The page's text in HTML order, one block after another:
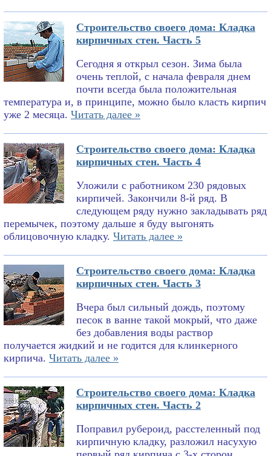
Строительство своего дома: Кладка
кирпичных стен. Часть 5
Сегодня я открыл сезон. Зима была
очень теплой, с начала февраля днем
почти всегда была положительная
температура и, в принципе, можно было класть кирпич
уже 2 месяца. Читать далее »
Строительство своего дома: Кладка
кирпичных стен. Часть 4
Уложили с работником 230 рядовых
кирпичей. Закончили 8-й ряд. В
следующем ряду нужно закладывать ряд
перемычек, поэтому дальше я буду выгонять
облицовочную кладку. Читать далее »
Строительство своего дома: Кладка
кирпичных стен. Часть 3
Вчера был сильный дождь, поэтому
песок в ванне такой мокрый, что даже
без добавления воды раствор
получается жидкий и не годится для клинкерного
кирпича. Читать далее »
Строительство своего дома: Кладка
кирпичных стен. Часть 2
Поправил рубероид, расстеленный под
кирпичную кладку, разложил насухую